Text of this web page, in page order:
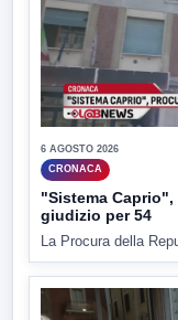
6 AGOSTO 2026
CRONACA
"Sistema Caprio",
giudizio per 54
La Procura della